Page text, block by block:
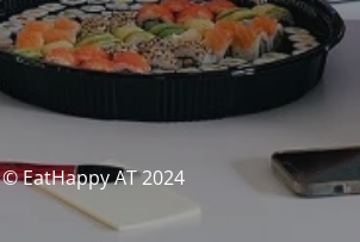
© EatHappy AT 2024